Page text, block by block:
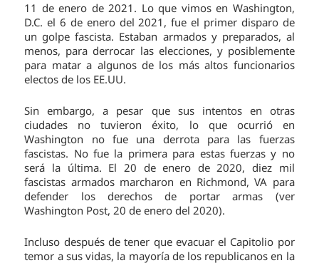
11 de enero de 2021. Lo que vimos en Washington,
D.C. el 6 de enero del 2021, fue el primer disparo de
un golpe fascista. Estaban armados y preparados, al
menos, para derrocar las elecciones, y posiblemente
para matar a algunos de los más altos funcionarios
electos de los EE.UU.
Sin embargo, a pesar que sus intentos en otras
ciudades no tuvieron éxito, lo que ocurrió en
Washington no fue una derrota para las fuerzas
fascistas. No fue la primera para estas fuerzas y no
será la última. El 20 de enero de 2020, diez mil
fascistas armados marcharon en Richmond, VA para
defender los derechos de portar armas (ver
Washington Post, 20 de enero del 2020).
Incluso después de tener que evacuar el Capitolio por
temor a sus vidas, la mayoría de los republicanos en la